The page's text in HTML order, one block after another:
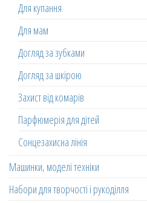
Для купання
Для мам
Догляд за зубками
Догляд за шкірою
Захист від комарів
Парфюмерія для дітей
Сонцезахисна лінія
Машинки, моделі техніки
Набори для творчості і рукоділля